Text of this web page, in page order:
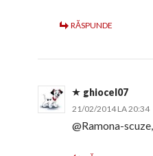
RĂSPUNDE
ghiocel07
21/02/2014 LA 20:34
@Ramona-